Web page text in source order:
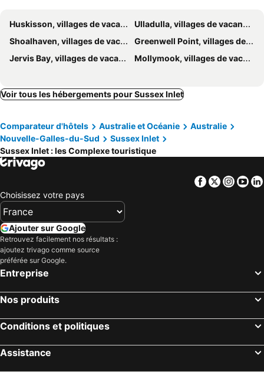
Huskisson, villages de vacances
Ulladulla, villages de vacances
Shoalhaven, villages de vacances
Greenwell Point, villages de vacances
Jervis Bay, villages de vacances
Mollymook, villages de vacances
Voir tous les hébergements pour Sussex Inlet
Comparateur d'hôtels Australie et Océanie
Australie
Nouvelle-Galles-du-Sud
Sussex Inlet
Sussex Inlet : les Complexe touristique
Facebook
Twitter
Choisissez votre pays
Ajouter sur Google
Retrouvez facilement nos résultats :
ajoutez trivago comme source
préférée sur Google.
Entreprise
Nos produits
Conditions et politiques
Assistance